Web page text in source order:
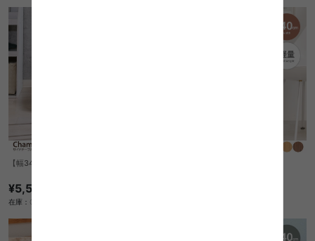
【幅34cm】Chamill サイドテーブル
¥5,550
在庫：〇